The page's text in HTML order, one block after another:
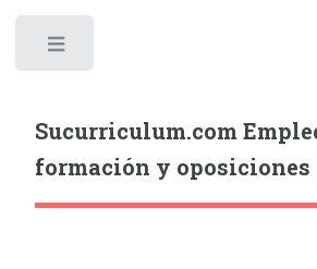
Sucurriculum.com
formación y oposiciones